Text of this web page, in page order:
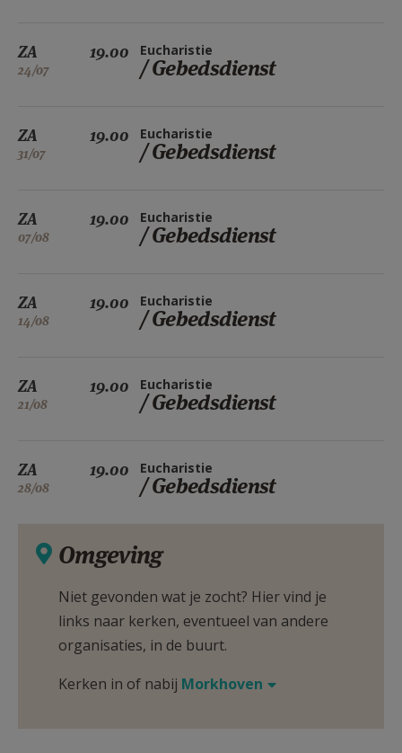
ZA
24/07
19.00 Eucharistie
/ Gebedsdienst
ZA
31/07
19.00 Eucharistie
/ Gebedsdienst
ZA
07/08
19.00 Eucharistie
/ Gebedsdienst
ZA
14/08
19.00 Eucharistie
/ Gebedsdienst
ZA
21/08
19.00 Eucharistie
/ Gebedsdienst
ZA
28/08
19.00 Eucharistie
/ Gebedsdienst
Omgeving
Niet gevonden wat je zocht? Hier vind je
links naar kerken, eventueel van andere
organisaties, in de buurt.
Kerken in of nabij Morkhoven